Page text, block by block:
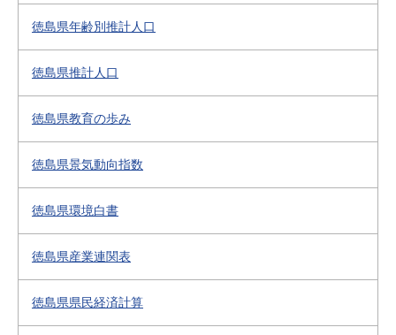
徳島県年齢別推計人口
徳島県推計人口
徳島県教育の歩み
徳島県景気動向指数
徳島県環境白書
徳島県産業連関表
徳島県県民経済計算